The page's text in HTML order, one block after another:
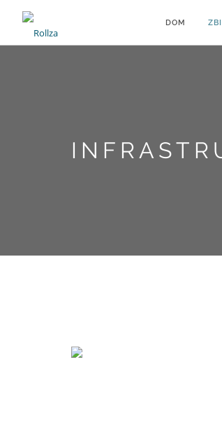
DOM